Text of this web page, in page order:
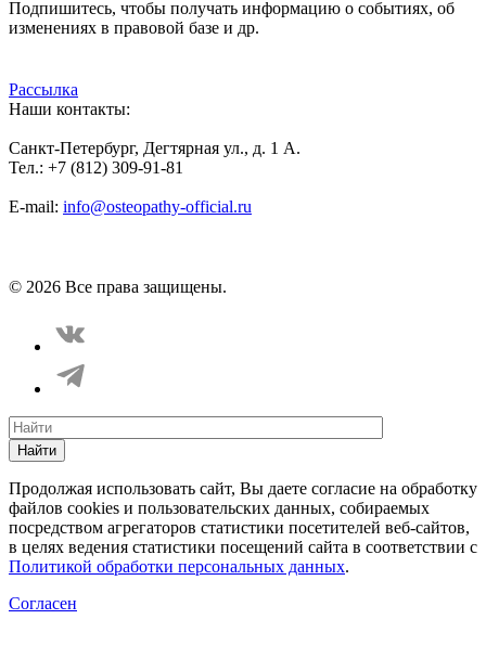
Подпишитесь, чтобы получать информацию о событиях, об
изменениях в правовой базе и др.
Рассылка
Наши контакты:
Санкт-Петербург, Дегтярная ул., д. 1 А.
Тел.: +7 (812) 309-91-81
E-mail: info@osteopathy-official.ru
© 2026 Все права защищены.
Найти
Продолжая использовать сайт, Вы даете согласие на обработку
файлов cookies и пользовательских данных, собираемых
посредством агрегаторов статистики посетителей веб-сайтов,
в целях ведения статистики посещений сайта в соответствии с
Политикой обработки персональных данных.
Согласен